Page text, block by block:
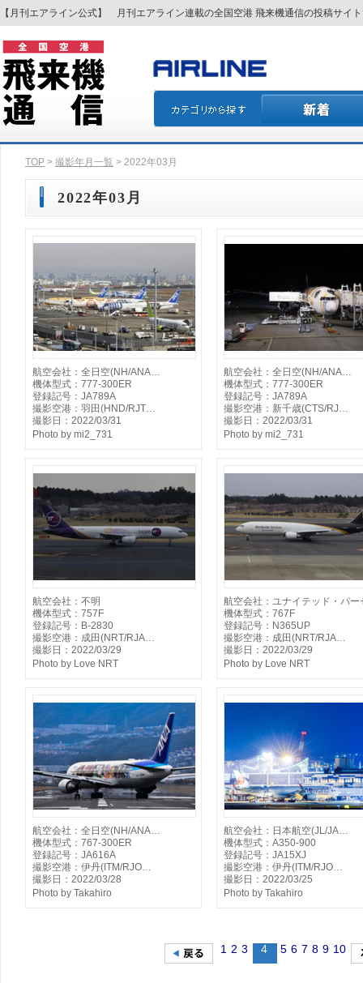
【月刊エアライン公式】 月刊エアライン連載の全国空港 飛来機通信の投稿サイ
TOP > 撮影年月一覧 > 2022年03月
2022年03月
航空会社：全日空(NH/ANA…
機体型式：777-300ER
登録記号：JA789A
撮影空港：羽田(HND/RJT…
撮影日：2022/03/31
Photo by mi2_731
航空会社：全日空(NH/ANA…
機体型式：777-300ER
登録記号：JA789A
撮影空港：新千歳(CTS/RJ…
撮影日：2022/03/31
Photo by mi2_731
航空会社：不明
機体型式：757F
登録記号：B-2830
撮影空港：成田(NRT/RJA…
撮影日：2022/03/29
Photo by Love NRT
航空会社：ユナイテッド・パ
機体型式：767F
登録記号：N365UP
撮影空港：成田(NRT/RJA…
撮影日：2022/03/29
Photo by Love NRT
航空会社：全日空(NH/ANA…
機体型式：767-300ER
登録記号：JA616A
撮影空港：伊丹(ITM/RJO…
撮影日：2022/03/28
Photo by Takahiro
航空会社：日本航空(JL/JA…
機体型式：A350-900
登録記号：JA15XJ
撮影空港：伊丹(ITM/RJO…
撮影日：2022/03/25
Photo by Takahiro
1 2 3 4 5 6 7 8 9 10